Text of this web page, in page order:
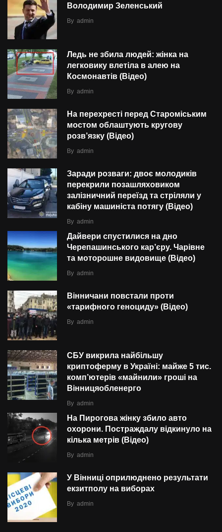
Володимир Зеленський
By admin
Ледь не збила людей: жінка на
легковику влетіла в алею на
Космонавтів (Відео)
By admin
На перехресті перед Староміським
мостом облаштують кругову
розв’язку (Відео)
By admin
Заради розваги: двоє молодиків
перекрили позашляховиком
залізничний переїзд та стріляли у
кабіну машиніста потягу (Відео)
By admin
Дайвери спустилися на дно
Черепашинського кар’єру. Чарівне
та моторошне видовище (Відео)
By admin
Вінничани повстали проти
«тарифного геноциду» (Відео)
By admin
СБУ викрила найбільшу
криптоферму в Україні: майже 5 тис.
комп’ютерів «майнили» гроші на
Вінницяобленерго
By admin
На Пирогова жінку збило авто
охорони. Постраждалу відкинуло на
кілька метрів (Відео)
By admin
У Вінниці оприлюднено результати
екзитполу на виборах
By admin